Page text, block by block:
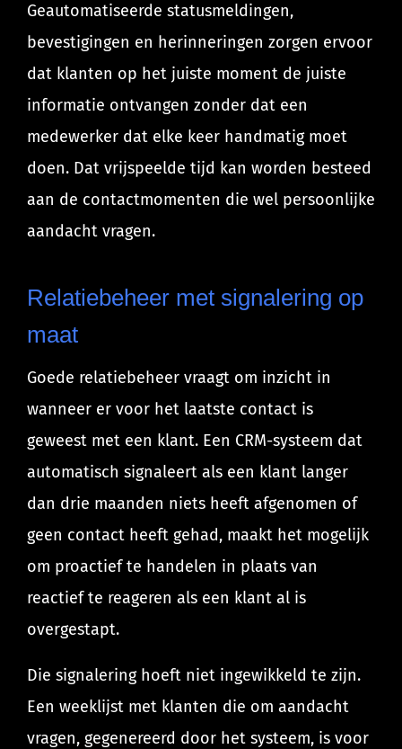
Geautomatiseerde statusmeldingen,
bevestigingen en herinneringen zorgen ervoor
dat klanten op het juiste moment de juiste
informatie ontvangen zonder dat een
medewerker dat elke keer handmatig moet
doen. Dat vrijspeelde tijd kan worden besteed
aan de contactmomenten die wel persoonlijke
aandacht vragen.
Relatiebeheer met signalering op
maat
Goede relatiebeheer vraagt om inzicht in
wanneer er voor het laatste contact is
geweest met een klant. Een CRM-systeem dat
automatisch signaleert als een klant langer
dan drie maanden niets heeft afgenomen of
geen contact heeft gehad, maakt het mogelijk
om proactief te handelen in plaats van
reactief te reageren als een klant al is
overgestapt.
Die signalering hoeft niet ingewikkeld te zijn.
Een weeklijst met klanten die om aandacht
vragen, gegenereerd door het systeem, is voor